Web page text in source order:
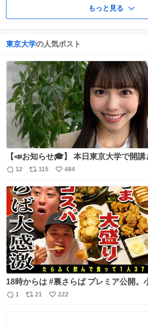
もっと見る
東京大学の人気ポスト
【📣お知らせ🎓】 本日東京大学で開講される授業「実験講
座：アイドル論」のゲストスピーカー
の経験についてお話しさせていただき
https://t.co/Hh1XIDmtn3
返
信
数
12
リ
ポ
ス
ト
数
115
い
い
ね
数
484
18時からは #裏さらば プレミア公開。
中華に出会いました。満点。石川県の
返
1
リ
21
い
222